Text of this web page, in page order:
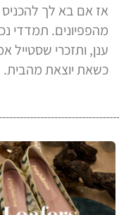
אז אם בא לך
מהפפיונים. תמדדי
ענן, ותזכרי שסטייל
כשאת יוצאת מהבית.